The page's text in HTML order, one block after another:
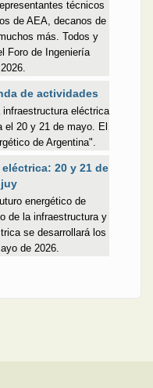
técnicos
de AEA, decanos de
más. Todos y
Foro de Ingeniería
de actividades
eléctrica
el 20 y 21 de mayo. El
de Argentina".
20 y 21 de
energético de
de la infraestructura y
se desarrollará los
de 2026.